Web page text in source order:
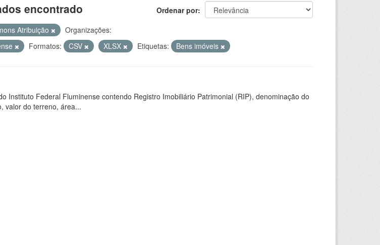
Ordenar por
encontrado
Atribuição
Organizações:
Formatos: CSV XLSX Etiquetas: Bens imóveis
Instituto Federal Fluminense contendo Registro Imobiliário Patrimonial (RIP), denominação do
valor do terreno, área...